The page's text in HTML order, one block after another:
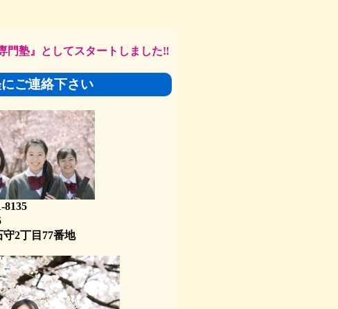
門塾』 としてスタートしました‼
ご連絡下さい
8135
丁目77番地